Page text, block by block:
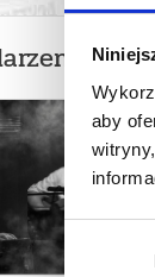
aby
Wybór